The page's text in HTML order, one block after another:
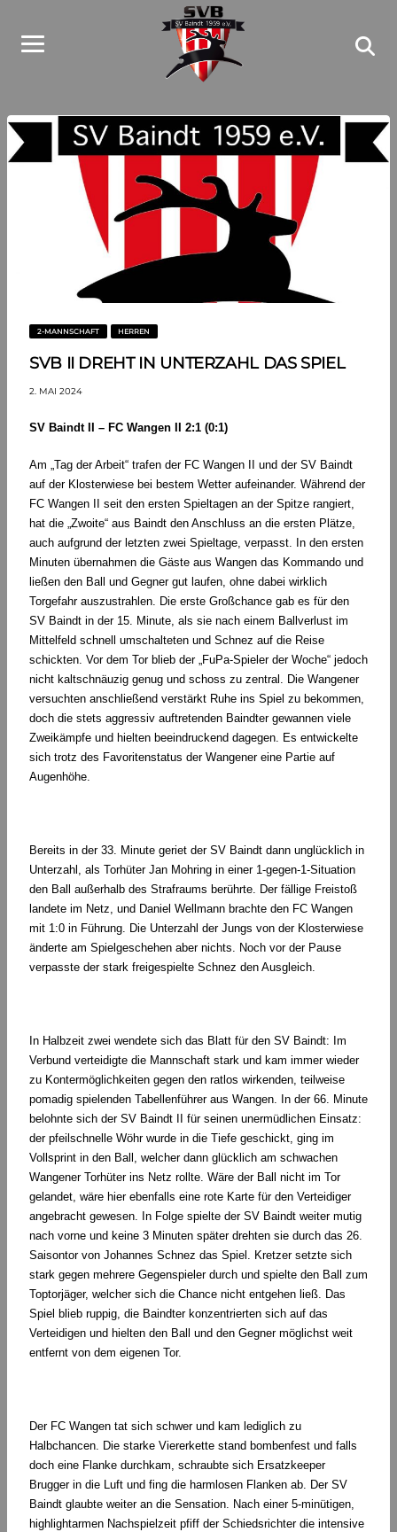
2-MANNSCHAFT HERREN
SVB II DREHT IN UNTERZAHL DAS SPIEL
2. MAI 2024
SV Baindt II – FC Wangen II 2:1 (0:1)
Am „Tag der Arbeit“ trafen der FC Wangen II und der SV Baindt
auf der Klosterwiese bei bestem Wetter aufeinander. Während der
FC Wangen II seit den ersten Spieltagen an der Spitze rangiert,
hat die „Zwoite“ aus Baindt den Anschluss an die ersten Plätze,
auch aufgrund der letzten zwei Spieltage, verpasst. In den ersten
Minuten übernahmen die Gäste aus Wangen das Kommando und
ließen den Ball und Gegner gut laufen, ohne dabei wirklich
Torgefahr auszustrahlen. Die erste Großchance gab es für den
SV Baindt in der 15. Minute, als sie nach einem Ballverlust im
Mittelfeld schnell umschalteten und Schnez auf die Reise
schickten. Vor dem Tor blieb der „FuPa-Spieler der Woche“ jedoch
nicht kaltschnäuzig genug und schoss zu zentral. Die Wangener
versuchten anschließend verstärkt Ruhe ins Spiel zu bekommen,
doch die stets aggressiv auftretenden Baindter gewannen viele
Zweikämpfe und hielten beeindruckend dagegen. Es entwickelte
sich trotz des Favoritenstatus der Wangener eine Partie auf
Augenhöhe.
Bereits in der 33. Minute geriet der SV Baindt dann unglücklich in
Unterzahl, als Torhüter Jan Mohring in einer 1-gegen-1-Situation
den Ball außerhalb des Strafraums berührte. Der fällige Freistoß
landete im Netz, und Daniel Wellmann brachte den FC Wangen
mit 1:0 in Führung. Die Unterzahl der Jungs von der Klosterwiese
änderte am Spielgeschehen aber nichts. Noch vor der Pause
verpasste der stark freigespielte Schnez den Ausgleich.
In Halbzeit zwei wendete sich das Blatt für den SV Baindt: Im
Verbund verteidigte die Mannschaft stark und kam immer wieder
zu Kontermöglichkeiten gegen den ratlos wirkenden, teilweise
pomadig spielenden Tabellenführer aus Wangen. In der 66. Minute
belohnte sich der SV Baindt II für seinen unermüdlichen Einsatz:
der pfeilschnelle Wöhr wurde in die Tiefe geschickt, ging im
Vollsprint in den Ball, welcher dann glücklich am schwachen
Wangener Torhüter ins Netz rollte. Wäre der Ball nicht im Tor
gelandet, wäre hier ebenfalls eine rote Karte für den Verteidiger
angebracht gewesen. In Folge spielte der SV Baindt weiter mutig
nach vorne und keine 3 Minuten später drehten sie durch das 26.
Saisontor von Johannes Schnez das Spiel. Kretzer setzte sich
stark gegen mehrere Gegenspieler durch und spielte den Ball zum
Toptorjäger, welcher sich die Chance nicht entgehen ließ. Das
Spiel blieb ruppig, die Baindter konzentrierten sich auf das
Verteidigen und hielten den Ball und den Gegner möglichst weit
entfernt von dem eigenen Tor.
Der FC Wangen tat sich schwer und kam lediglich zu
Halbchancen. Die starke Viererkette stand bombenfest und falls
doch eine Flanke durchkam, schraubte sich Ersatzkeeper
Brugger in die Luft und fing die harmlosen Flanken ab. Der SV
Baindt glaubte weiter an die Sensation. Nach einer 5-minütigen,
highlightarmen Nachspielzeit pfiff der Schiedsrichter die intensive